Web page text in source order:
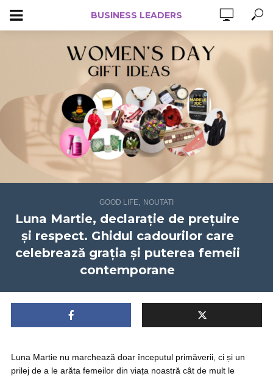
BUSINESS LEADERS
GOOD LIFE NOUTATI
Luna Martie, declarație de prețuire
și respect. Ghidul cadourilor care
celebrează grația și puterea femeii
contemporane
Luna Martie nu marchează doar începutul primăverii, ci și un
prilej de a le arăta femeilor din viața noastră cât de mult le